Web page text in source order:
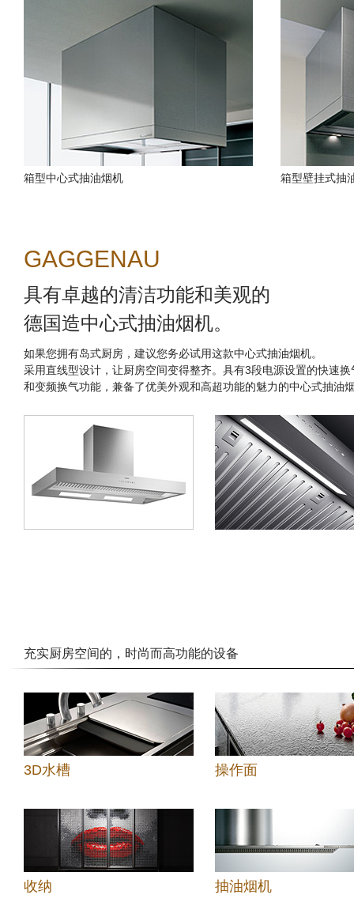
箱型中心式抽油烟机 箱型壁挂式抽
GAGGENAU
具有卓越的清洁功能和美观的
德国造中心式抽油烟机。
如果您拥有岛式厨房，建议您务必试用这款中心式抽油烟机。
采用直线型设计，让厨房空间变得整齐。具有3段电源设置的快速换
和变频换气功能，兼备了优美外观和高超功能的魅力的中心式抽油
充实厨房空间的，时尚而高功能的设备
3D水槽 操作面
收纳 抽油烟机